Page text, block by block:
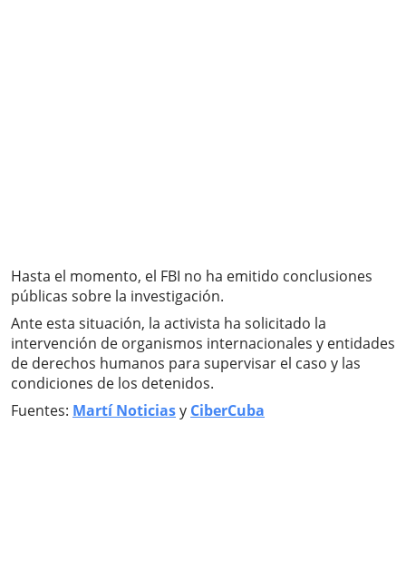
Hasta el momento, el FBI no ha emitido conclusiones
públicas sobre la investigación.
Ante esta situación, la activista ha solicitado la
intervención de organismos internacionales y entidades
de derechos humanos para supervisar el caso y las
condiciones de los detenidos.
Fuentes: Martí Noticiasy CiberCuba